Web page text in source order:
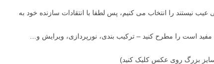
نیستند را انتخاب می کنیم، پس لطفا با انتقادات سازنده خود به
مفید است را مطرح کنید – ترکیب بندی، نورپردازی، ویرایش و…
بزرگ روی عکس کلیک کنید)